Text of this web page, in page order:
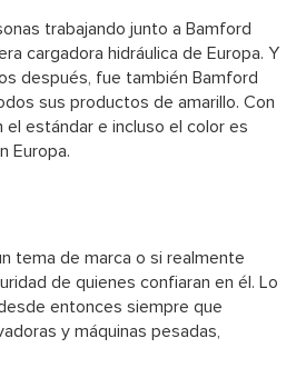
trabajando junto a Bamford
cargadora hidráulica de Europa. Y
después, fue también Bamford
sus productos de amarillo. Con
estándar e incluso el color es
Europa.
tema de marca o si realmente
de quienes confiaran en él. Lo
entonces siempre que
y máquinas pesadas,